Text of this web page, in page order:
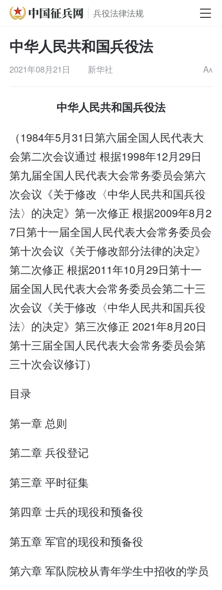
兵役法律法规
中华人民共和国兵役法
2021年08月21日 新华社 AA
中华人民共和国兵役法
（1984年5月31日第六届全国人民代表大
会第二次会议通过 根据1998年12月29日
第九届全国人民代表大会常务委员会第六
次会议《关于修改〈中华人民共和国兵役
法〉的决定》第一次修正 根据2009年8月2
7日第十一届全国人民代表大会常务委员会
第十次会议《关于修改部分法律的决定》
第二次修正 根据2011年10月29日第十一
届全国人民代表大会常务委员会第二十三
次会议《关于修改〈中华人民共和国兵役
法〉的决定》第三次修正 2021年8月20日
第十三届全国人民代表大会常务委员会第
三十次会议修订）
目录
第一章 总则
第二章 兵役登记
第三章 平时征集
第四章 士兵的现役和预备役
第五章 军官的现役和预备役
第六章 军队院校从青年学生中招收的学员